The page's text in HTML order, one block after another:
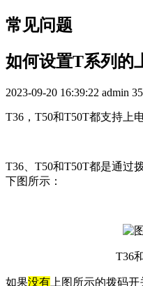
常见问题
如何设置T系列的
2023-09-20 16:39:22 admin
T36，T50和T50T都支持上
T36、T50和T50T都是通过
下图所示：
T36
如果没有 上图所示的拨码